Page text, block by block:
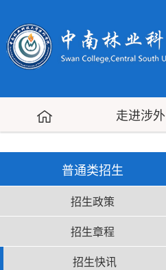
走进涉外
普通类招生
招生政策
招生章程
招生快讯